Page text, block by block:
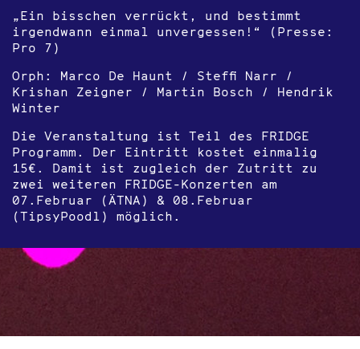
„Ein bisschen verrückt, und bestimmt
irgendwann einmal unvergessen!“ (Presse:
Pro 7)
Orph: Marco De Haunt / Steffi Narr /
Krishan Zeigner / Martin Bosch / Hendrik
Winter
Die Veranstaltung ist Teil des FRIDGE
Programm. Der Eintritt kostet einmalig
15€. Damit ist zugleich der Zutritt zu
zwei weiteren FRIDGE-Konzerten am
07.Februar (ÄTNA) & 08.Februar
(TipsyPoodl) möglich.